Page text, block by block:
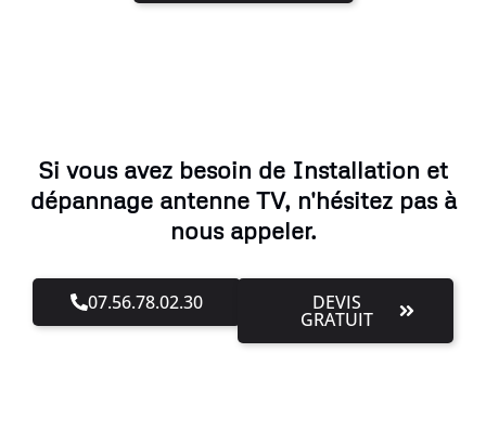
Si vous avez besoin de Installation et
dépannage antenne TV, n'hésitez pas à
nous appeler.
07.56.78.02.30 DEVIS
GRATUIT